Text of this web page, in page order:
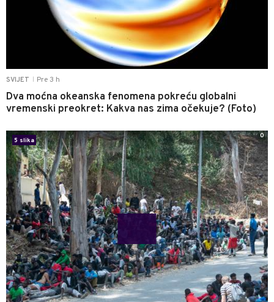
SVIJET Pre 3 h
Dva moćna okeanska fenomena pokreću globalni
vremenski preokret: Kakva nas zima očekuje? (Foto)
5 slika
0